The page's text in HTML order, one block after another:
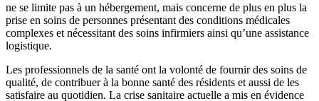
ne se limite pas à un hébergement, mais concerne de plus en plus la
prise en soins de personnes présentant des conditions médicales
complexes et nécessitant des soins infirmiers ainsi qu’une assistance
logistique.
Les professionnels de la santé ont la volonté de fournir des soins de
qualité, de contribuer à la bonne santé des résidents et aussi de les
satisfaire au quotidien. La crise sanitaire actuelle a mis en évidence